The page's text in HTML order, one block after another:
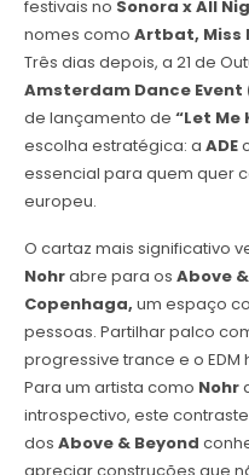
festivais no Sonora x All
nomes como Artbat, Miss
Três dias depois, a 21 de
Amsterdam Dance Event
de lançamento de “Let Me
escolha estratégica: a ADE
essencial para quem quer
europeu.
O cartaz mais significativo
Nohrabre para os Above
Copenhaga, um espaço
pessoas. Partilhar palco
progressive trance e o
Para um artista como Nohr
introspectivo, este
dos Above & Beyond